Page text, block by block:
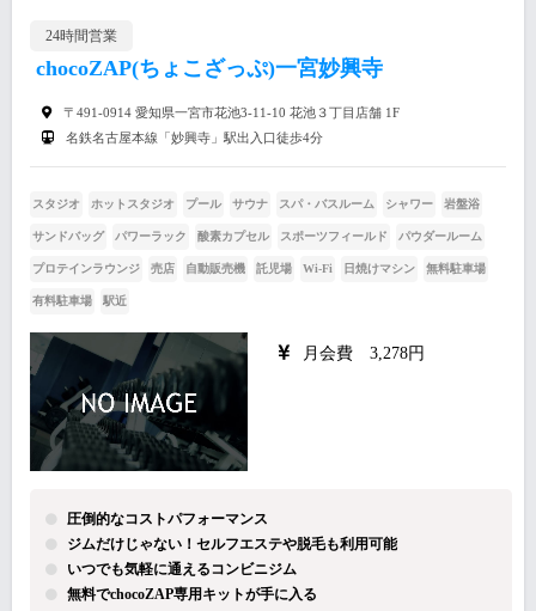
24時間営業
chocoZAP(ちょこざっぷ)一宮妙興寺
〒491-0914 愛知県一宮市花池3-11-10 花池３丁目店舗 1F
名鉄名古屋本線「妙興寺」駅出入口徒歩4分
スタジオ ホットスタジオ プール サウナ スパ・バスルーム シャワー 岩盤浴
サンドバッグ パワーラック 酸素カプセル スポーツフィールド パウダールーム
プロテインラウンジ 売店 自動販売機 託児場 Wi-Fi 日焼けマシン 無料駐車場
有料駐車場 駅近
月会費 3,278円
圧倒的なコストパフォーマンス
ジムだけじゃない！セルフエステや脱毛も利用可能
いつでも気軽に通えるコンビニジム
無料でchocoZAP専用キットが手に入る